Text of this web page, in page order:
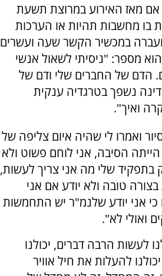
מאז האירוע במרוצת תשעת
בו מחשבות תהיות או הערכות
במכשיר הקשר שעה ועשרים
מספר: "ניסיתי לשאול אנשי
הדם של החברים שלי ודם של
נשפך בטרגדיה ענקית
ואיך".
ואמרו לי שהיה איום צליפה של
הייתה הסיבה, אני לוחם פשוט ולא
בתפקיד שלי מה אני צריך לעשות,
בצורה טובה ולא יודע אם אני
אני יודע שלנמ"ר יש התחמשות
ואולי לא".
לעשות הרבה דברים, יכולנו
להעלות את חיל אוויר